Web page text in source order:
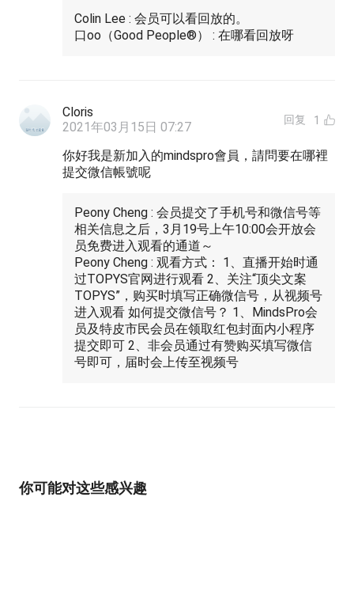
Colin Lee : 会员可以看回放的。
口oo（Good People®） : 在哪看回放呀
Cloris
2021年03月15日 07:27
回复 1
你好我是新加入的mindspro會員，請問要在哪裡
提交微信帳號呢
Peony Cheng : 会员提交了手机号和微信号等
相关信息之后，3月19号上午10:00会开放会
员免费进入观看的通道～
Peony Cheng : 观看方式： 1、直播开始时通
过TOPYS官网进行观看 2、关注“顶尖文案
TOPYS”，购买时填写正确微信号，从视频号
进入观看 如何提交微信号？ 1、MindsPro会
员及特皮市民会员在领取红包封面内小程序
提交即可 2、非会员通过有赞购买填写微信
号即可，届时会上传至视频号
你可能对这些感兴趣